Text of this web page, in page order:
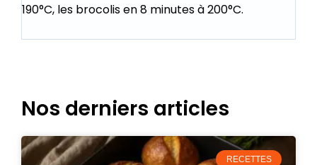
190°C, les brocolis en 8 minutes à 200°C.
Nos derniers articles
RECETTES